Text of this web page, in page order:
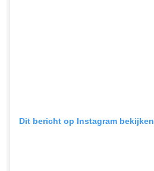
Dit bericht op Instagram bekijken